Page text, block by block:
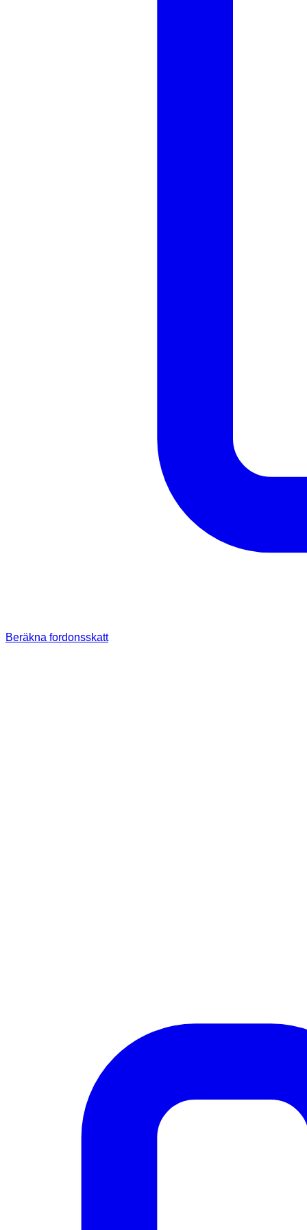
Beräkna fordonsskatt